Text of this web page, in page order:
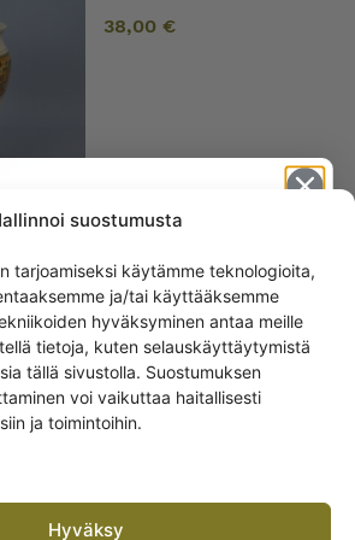
suostumusta
tarjoamiseksi käytämme teknologioita,
ja/tai käyttääksemme
hyväksyminen antaa meille
tietoja, kuten selauskäyttäytymistä
tällä sivustolla. Suostumuksen
voi vaikuttaa haitallisesti
ja toimintoihin.
Hyväksy
38,00 €
Arabia Kukka maljakko
12,5 cm lilat kukat
Get -5%
off?
I want the discount